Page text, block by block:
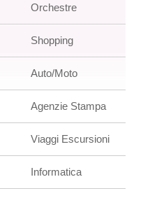
Orchestre
Shopping
Auto/Moto
Agenzie Stampa
Viaggi Escursioni
Informatica